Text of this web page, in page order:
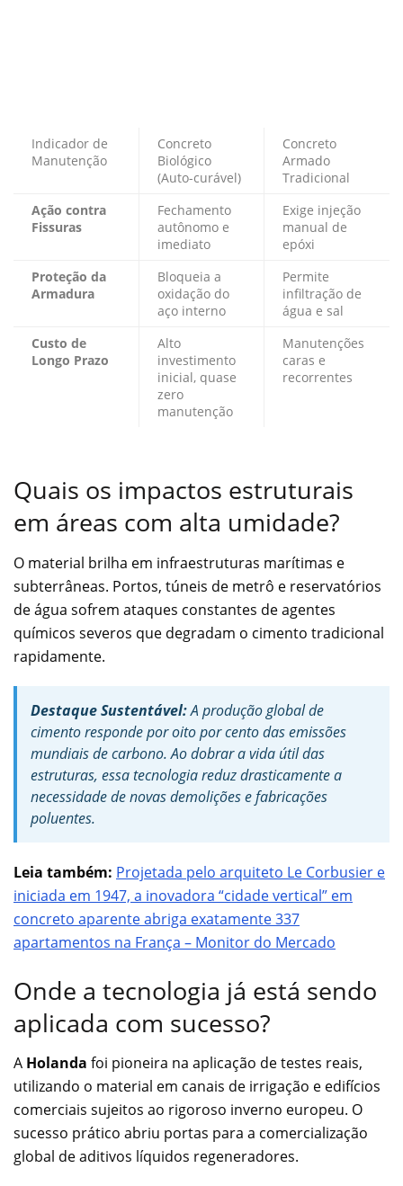
Indicador de
Manutenção
Concreto
Biológico
(Auto-curável)
Concreto
Armado
Tradicional
Ação contra
Fissuras
Fechamento
autônomo e
imediato
Exige injeção
manual de
epóxi
Proteção da
Armadura
Bloqueia a
oxidação do
aço interno
Permite
infiltração de
água e sal
Custo de
Longo Prazo
Alto
investimento
inicial, quase
zero
manutenção
Manutenções
caras e
recorrentes
Quais os impactos estruturais
em áreas com alta umidade?
O material brilha em infraestruturas marítimas e
subterrâneas. Portos, túneis de metrô e reservatórios
de água sofrem ataques constantes de agentes
químicos severos que degradam o cimento tradicional
rapidamente.
Destaque Sustentável:A produção global de
cimento responde por oito por cento das emissões
mundiais de carbono. Ao dobrar a vida útil das
estruturas, essa tecnologia reduz drasticamente a
necessidade de novas demolições e fabricações
poluentes.
Leia também: Projetada pelo arquiteto Le Corbusier e
iniciada em 1947, a inovadora “cidade vertical” em
concreto aparente abriga exatamente 337
apartamentos na França – Monitor do Mercado
Onde a tecnologia já está sendo
aplicada com sucesso?
A Holanda foi pioneira na aplicação de testes reais,
utilizando o material em canais de irrigação e edifícios
comerciais sujeitos ao rigoroso inverno europeu. O
sucesso prático abriu portas para a comercialização
global de aditivos líquidos regeneradores.